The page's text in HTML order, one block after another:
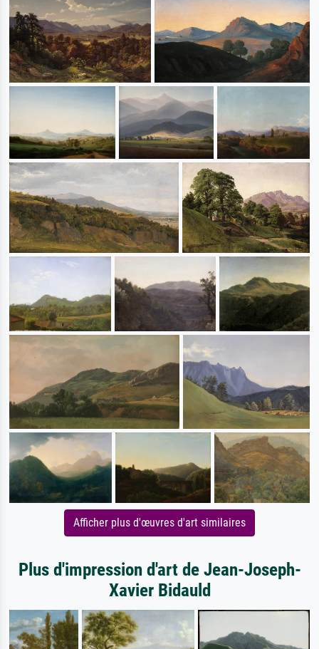
Afficher plus d'œuvres d'art similaires
Plus d'impression d'art de Jean-Joseph-
Xavier Bidauld